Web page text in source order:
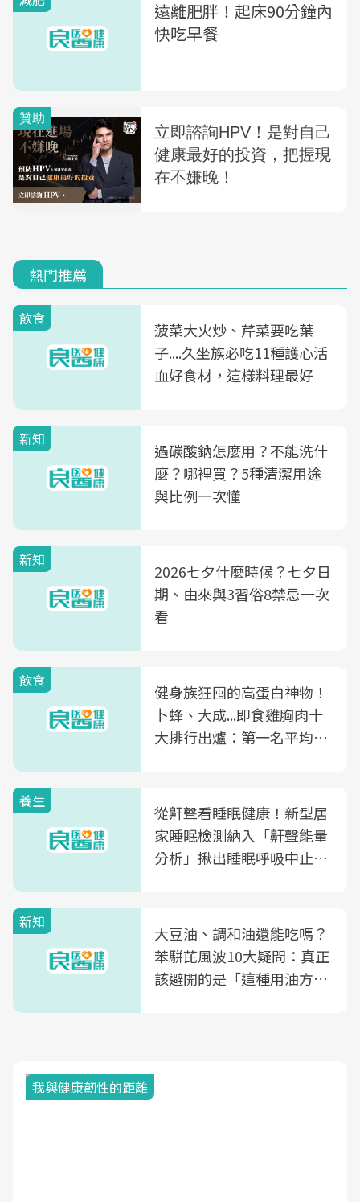
遠離肥胖！起床90分鐘內
快吃早餐
熱門推薦
飲食
菠菜大火炒、芹菜要吃葉
子....久坐族必吃11種護心活
血好食材，這樣料理最好
新知
過碳酸鈉怎麼用？不能洗什
麼？哪裡買？5種清潔用途
與比例一次懂
新知
2026七夕什麼時候？七夕日
期、由來與3習俗8禁忌一次
看
飲食
健身族狂囤的高蛋白神物！
卜蜂、大成...即食雞胸肉十
大排行出爐：第一名平均一
養生
從鼾聲看睡眠健康！新型居
家睡眠檢測納入「鼾聲能量
分析」揪出睡眠呼吸中止症
新知
大豆油、調和油還能吃嗎？
苯駢芘風波10大疑問：真正
該避開的是「這種用油方
我與健康韌性的距離